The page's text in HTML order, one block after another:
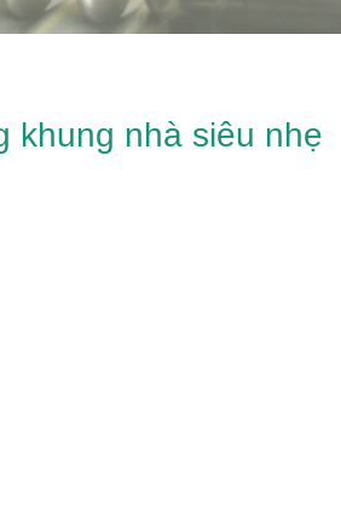
khung nhà siêu nhẹ